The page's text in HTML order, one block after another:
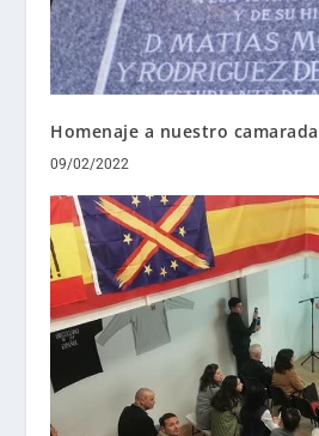
Homenaje a nuestro
09/02/2022